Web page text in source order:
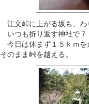
江文峠に上がる坂も、わ
いつも折り返す神社で７
今日は休まず１５ｋｍを
そのまま峠を越える。